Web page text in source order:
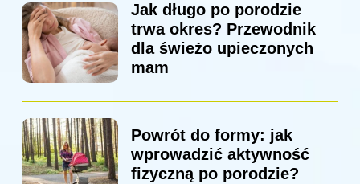
Jak długo po porodzie
trwa okres? Przewodnik
dla świeżo upieczonych
mam
Powrót do formy: jak
wprowadzić aktywność
fizyczną po porodzie?